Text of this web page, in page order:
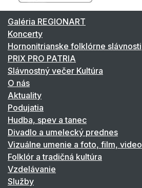
Galéria REGIONART
Koncerty
Hornonitrianske folklórne slávnosti
PRIX PRO PATRIA
Slávnostný večer Kultúra
O nás
Aktuality
Podujatia
Hudba, spev a tanec
Divadlo a umelecký prednes
Vizuálne umenie a foto, film, video
Folklór a tradičná kultúra
Vzdelávanie
Služby